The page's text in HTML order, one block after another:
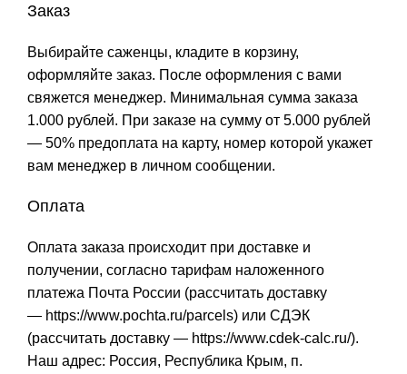
Заказ
Выбирайте саженцы, кладите в корзину,
оформляйте заказ. После оформления с вами
свяжется менеджер. Минимальная сумма заказа
1.000 рублей. При заказе на сумму от 5.000 рублей
— 50% предоплата на карту, номер которой укажет
вам менеджер в личном сообщении.
Оплата
Оплата заказа происходит при доставке и
получении, согласно тарифам наложенного
платежа Почта России (рассчитать доставку
— https://www.pochta.ru/parcels) или СДЭК
(рассчитать доставку — https://www.cdek-calc.ru/).
Наш адрес: Россия, Республика Крым, п.